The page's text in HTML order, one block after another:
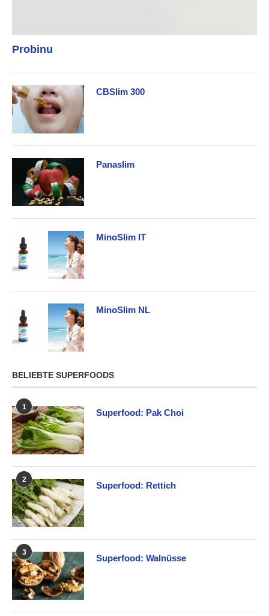
Probinu
CBSlim 300
Panaslim
MinoSlim IT
MinoSlim NL
BELIEBTE SUPERFOODS
1
Superfood: Pak Choi
2
Superfood: Rettich
3
Superfood: Walnüsse